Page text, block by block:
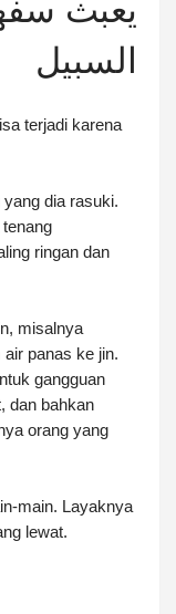
يعبث
السبيل
terjadi karena
dia rasuki.
ringan dan
misalnya
panas ke jin.
gangguan
dan bahkan
orang yang
main. Layaknya
lewat.